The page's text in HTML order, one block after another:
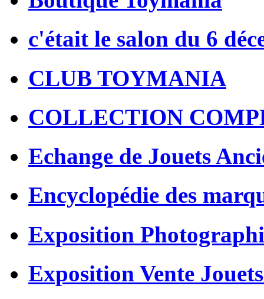
c'était le salon du 6
CLUB TOYMANIA
COLLECTION
Echange de Jouets
Encyclopédie des
Exposition
Exposition Vente